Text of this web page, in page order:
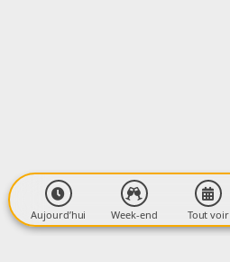
Aujourd’hui Week-end Tout voir